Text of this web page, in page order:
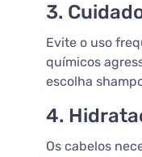
3.
Evite o uso
químicos
escolha
4.
Os cabelos